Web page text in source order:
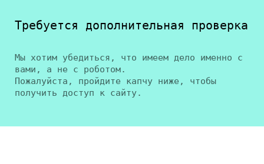
Требуется дополнительная проверка
Мы хотим убедиться, что имеем дело именно с
вами, а не с роботом.
Пожалуйста, пройдите капчу ниже, чтобы
получить доступ к сайту.